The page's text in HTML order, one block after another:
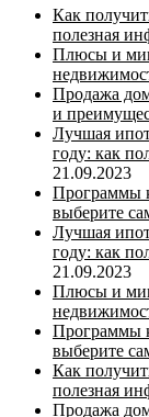
Как
полезная
Плюсы и
Продажа
и
Лучшая
году: как
21.09.2023
Программы
выберите
Лучшая
году: как
21.09.2023
Плюсы и
Программы
выберите
Как
полезная
Продажа